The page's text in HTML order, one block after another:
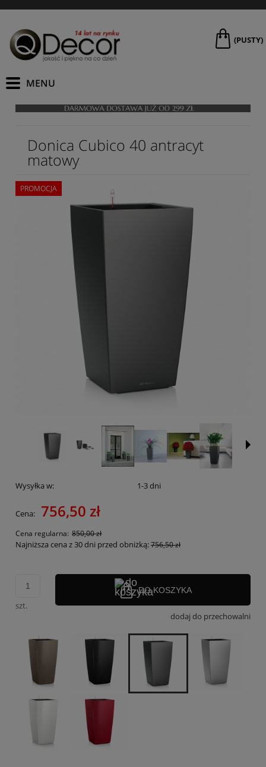
(PUSTY)
Donica Cubico 40 antracyt
matowy
PROMOCJA
Wysyłka w: 1-3 dni
Cena: 756,50 zł
Cena regularna: 850,00 zł
Najniższa cena z 30 dni przed obniżką:756,50 zł
szt.
DO KOSZYKA
dodaj do przechowalni